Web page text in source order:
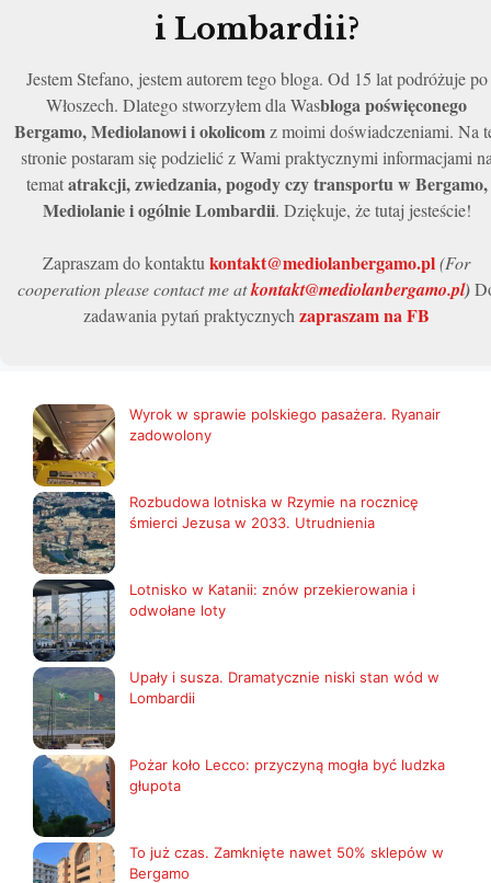
i Lombardii?
Jestem Stefano, jestem autorem tego bloga. Od 15 lat podróżuje po
Włoszech. Dlatego stworzyłem dla Wasbloga poświęconego
Bergamo, Mediolanowi i okolicomz moimi doświadczeniami. Na
stronie postaram się podzielić z Wami praktycznymi informacjami
tematatrakcji, zwiedzania, pogody czy transportu w Bergamo,
Mediolanie i ogólnie Lombardii. Dziękuje, że tutaj jesteście!
Zapraszam do kontaktu kontakt@mediolanbergamo.pl(For
cooperation please contact me atkontakt@mediolanbergamo.pl)
zadawania pytań praktycznych zapraszam na FB
Wyrok w sprawie polskiego pasażera. Ryanair
zadowolony
Rozbudowa lotniska w Rzymie na rocznicę
śmierci Jezusa w 2033. Utrudnienia
Lotnisko w Katanii: znów przekierowania i
odwołane loty
Upały i susza. Dramatycznie niski stan wód w
Lombardii
Pożar koło Lecco: przyczyną mogła być ludzka
głupota
To już czas. Zamknięte nawet 50% sklepów w
Bergamo